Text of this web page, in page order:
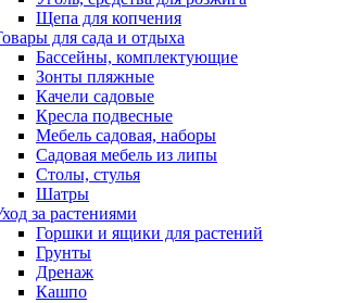
Щепа для копчения
для сада и отдыха
Бассейны, комплектующие
Зонты пляжные
Качели садовые
Кресла подвесные
Мебель садовая, наборы
Садовая мебель из липы
Столы, стулья
Шатры
за растениями
Горшки и ящики для растений
Грунты
Дренаж
Кашпо